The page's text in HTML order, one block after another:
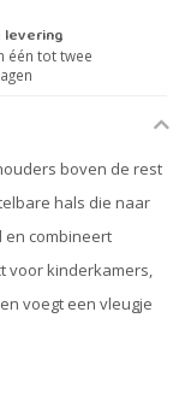
levering
één tot twee
boven de rest
hals die naar
en combineert
voor kinderkamers,
voegt een vleugje